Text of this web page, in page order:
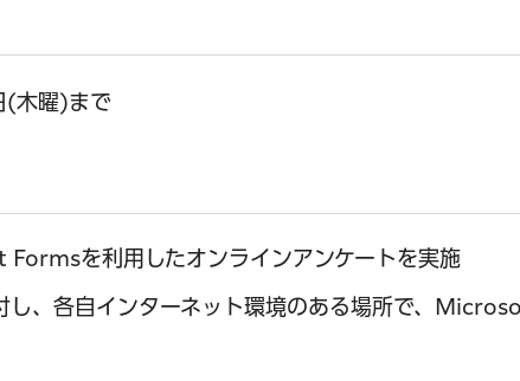
(木曜)まで
を利用したオンラインアンケートを実施
、各自インターネット環境のある場所で、